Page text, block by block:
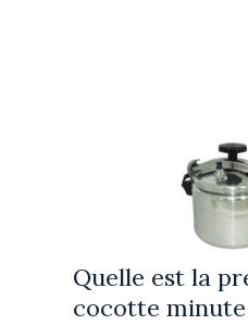
Quelle est la
cocotte minute